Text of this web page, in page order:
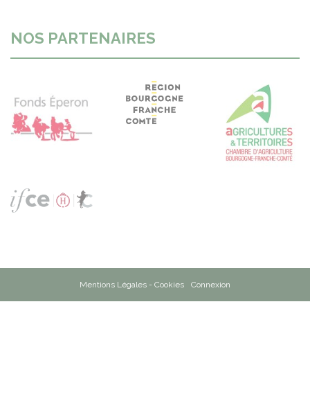
NOS PARTENAIRES
Mentions Légales - Cookies Connexion